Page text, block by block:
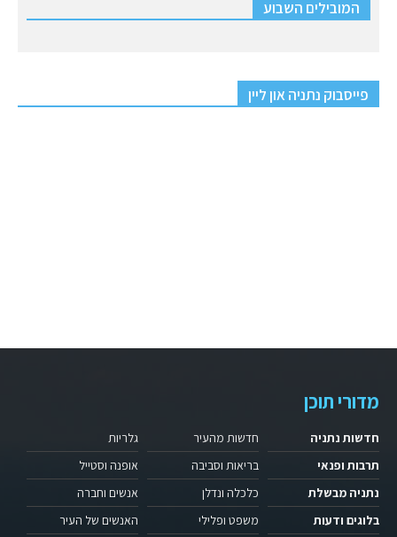
המובילים השבוע
פייסבוק נתניה און ליין
מדורי תוכן
חדשות נתניה
תרבות ופנאי
נתניה מבשלת
בלוגים ודעות
חדשות מהעיר
בריאות וסביבה
כלכלה ונדלן
משפט ופלילי
גלריות
אופנה וסטייל
אנשים וחברה
האנשים של העיר